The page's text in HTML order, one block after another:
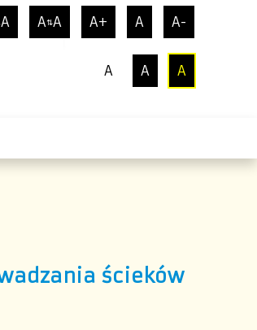
A-
A
A+
A⇅A
A
A
A
ścieków